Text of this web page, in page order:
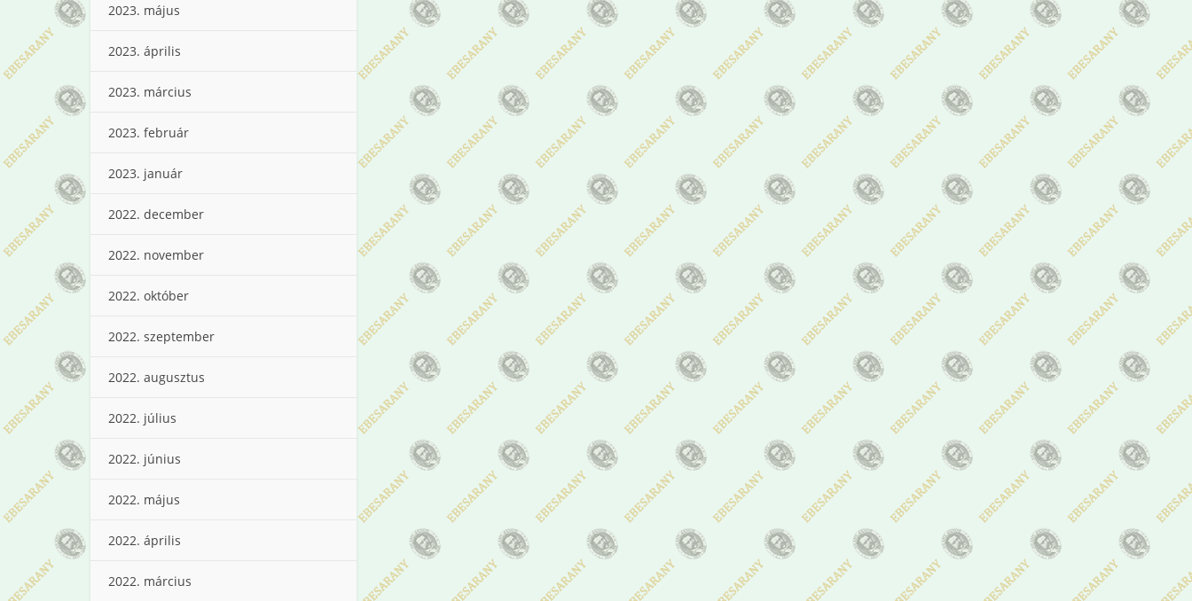
2023. május
2023. április
2023. március
2023. február
2023. január
2022. december
2022. november
2022. október
2022. szeptember
2022. augusztus
2022. július
2022. június
2022. május
2022. április
2022. március